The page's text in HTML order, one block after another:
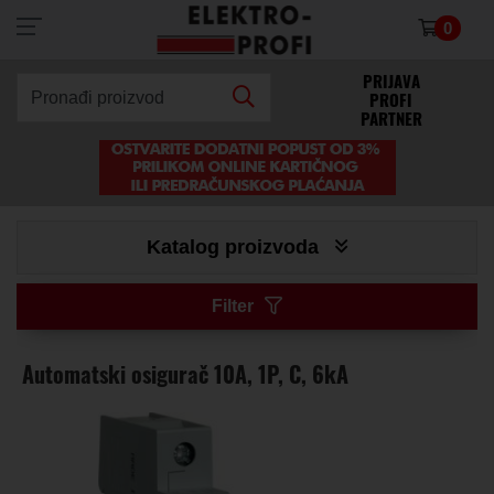
×
0
Pronađi proizvod
PRIJAVA
PROFI
PARTNER
Katalog proizvoda
Filter
Automatski osigurač 10A, 1P, C, 6kA